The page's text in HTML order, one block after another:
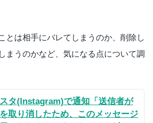
とは相手にバレてしまうのか、削除し
まうのかなど、気になる点について調
タ(Instagram)で通知「送信者が
取り消したため、このメッセージ